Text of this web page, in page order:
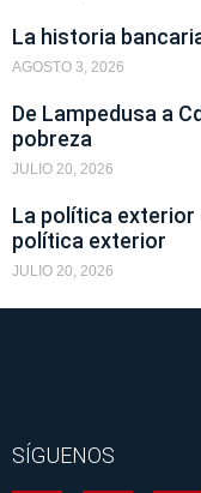
La historia
AGOSTO 3, 2026
De Lampedusa a
pobreza
JULIO 20, 2026
La política
política exterior
JULIO 20, 2026
SÍGUENOS